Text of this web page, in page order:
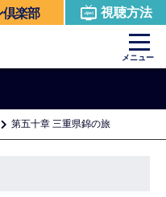
倶楽部 視聴方法
メニュー
第五十章 三重県錦の旅